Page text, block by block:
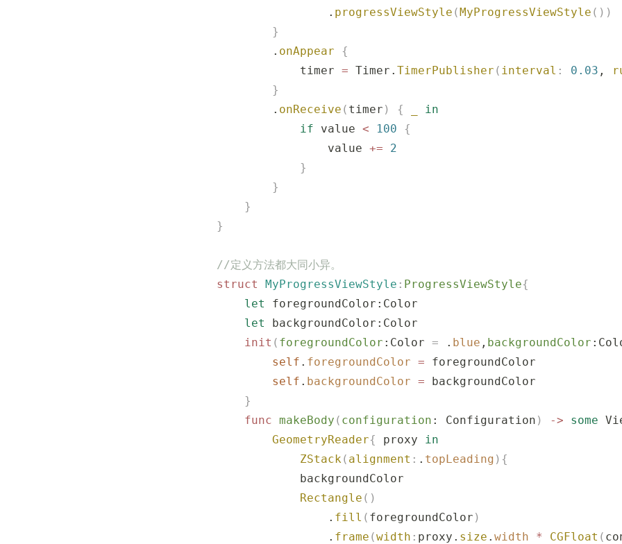
                .
progressViewStyle (MyProgressViewStyle ())
        }
        .
onAppear {
            timer
= Timer. TimerPublisher ( interval : 0.03 ,
        }
        .
onReceive ( timer ) {
in
            if
value < 100 {
                value
+= 2
            }
        }
    }
}
//定义方法都大同小异。
struct
MyProgressViewStyle : ProgressViewStyle{
    let
foregroundColor:Color
    let
backgroundColor:Color
    init
( foregroundColor :Color = . blue , backgroundColor
        self
. foregroundColor = foregroundColor
        self
. backgroundColor = backgroundColor
    }
    func
makeBody ( configuration : Configuration ) -> some
        GeometryReader
{ proxy
in
            ZStack
( alignment : . topLeading ){
            backgroundColor
            Rectangle
()
                .
fill ( foregroundColor )
                .
frame (width : proxy. size . width * CGFloat (